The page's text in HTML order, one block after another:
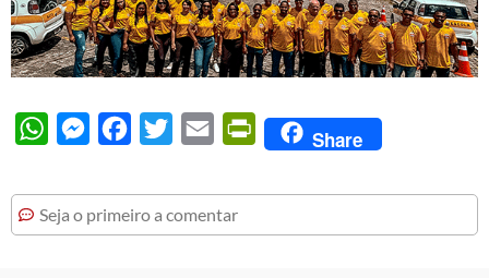
WhatsAppMessengerFacebook
Twitter Email PrintFriendly
Share
Seja o primeiro a comentar